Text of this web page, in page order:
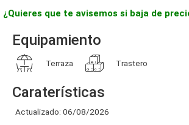
¿Quieres que te avisemos si baja de
Equipamiento
Terraza Trastero
Caraterísticas
Actualizado: 06/08/2026